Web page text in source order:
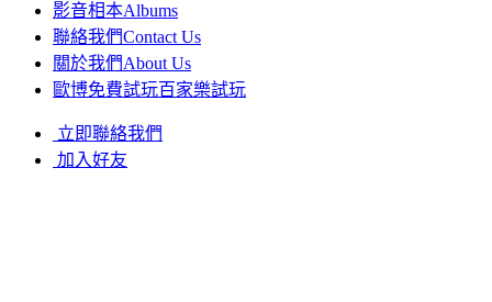
影音相本Albums
聯絡我們Contact Us
關於我們About Us
歐博免費試玩百家樂試玩
立即聯絡我們
加入好友